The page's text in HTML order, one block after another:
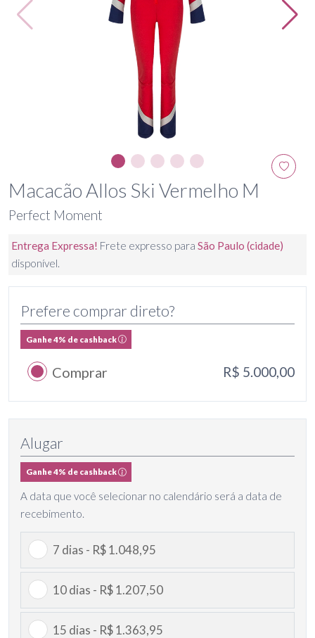
Macacão Allos Ski Vermelho M
Perfect Moment
Entrega Expressa! Frete expresso para São Paulo (cidade)
disponível.
Prefere comprar direto?
Ganhe 4% de cashback
Comprar R$ 5.000,00
Alugar
Ganhe 4% de cashback
A data que você selecionar no calendário será a data de
recebimento.
7 dias - R$ 1.048,95
10 dias - R$ 1.207,50
15 dias - R$ 1.363,95